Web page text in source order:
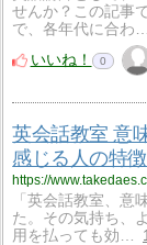
せんか？この記事
で、各年代に合わ…
いいね！
0
英会話教室 意
感じる人の特
「英会話教室、意
た。その気持ち、
用を払っても効…